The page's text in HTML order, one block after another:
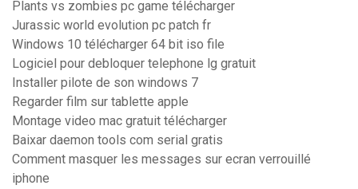
Plants vs zombies pc game télécharger
Jurassic world evolution pc patch fr
Windows 10 télécharger 64 bit iso file
Logiciel pour debloquer telephone lg gratuit
Installer pilote de son windows 7
Regarder film sur tablette apple
Montage video mac gratuit télécharger
Baixar daemon tools com serial gratis
Comment masquer les messages sur ecran verrouillé
iphone